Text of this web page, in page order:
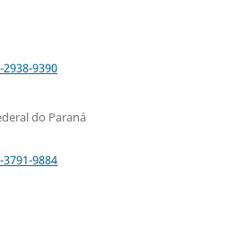
9390
do Paraná
9884